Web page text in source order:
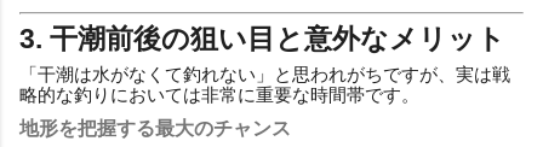
3. 干潮前後の狙い目と意外なメリット
「干潮は水がなくて釣れない」と思われがちですが、実は戦
略的な釣りにおいては非常に重要な時間帯です。
地形を把握する最大のチャンス